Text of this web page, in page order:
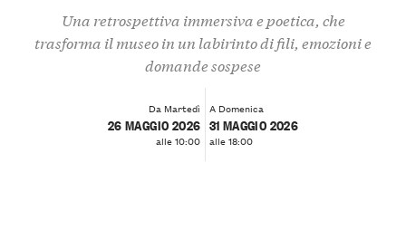
Una retrospettiva immersiva e poetica, che
trasforma il museo in un labirinto di fili, emozioni e
domande sospese
Da Martedì
26 MAGGIO 2026
alle 10:00
A Domenica
31 MAGGIO 2026
alle 18:00